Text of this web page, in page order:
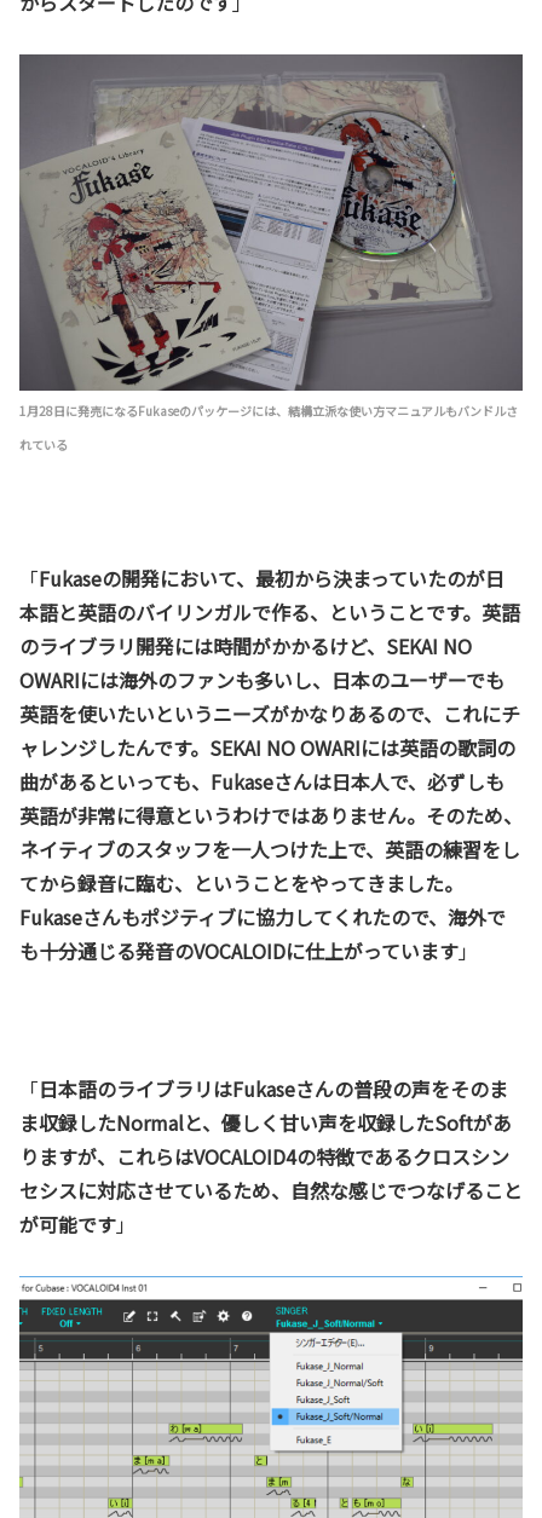
1月28日に発売になるFukaseのパッケージには、結構立派な使い方マニュアルもバンドルさ
れている
「Fukaseの開発において、最初から決まっていたのが日
本語と英語のバイリンガルで作る、ということです。英語
のライブラリ開発には時間がかかるけど、SEKAI NO
OWARIには海外のファンも多いし、日本のユーザーでも
英語を使いたいというニーズがかなりあるので、これにチ
ャレンジしたんです。SEKAI NO OWARIには英語の歌詞の
曲があるといっても、Fukaseさんは日本人で、必ずしも
英語が非常に得意というわけではありません。そのため、
ネイティブのスタッフを一人つけた上で、英語の練習をし
てから録音に臨む、ということをやってきました。
Fukaseさんもポジティブに協力してくれたので、海外で
も十分通じる発音のVOCALOIDに仕上がっています」
「日本語のライブラリはFukaseさんの普段の声をそのま
ま収録したNormalと、優しく甘い声を収録したSoftがあ
りますが、これらはVOCALOID4の特徴であるクロスシン
セシスに対応させているため、自然な感じでつなげること
が可能です」